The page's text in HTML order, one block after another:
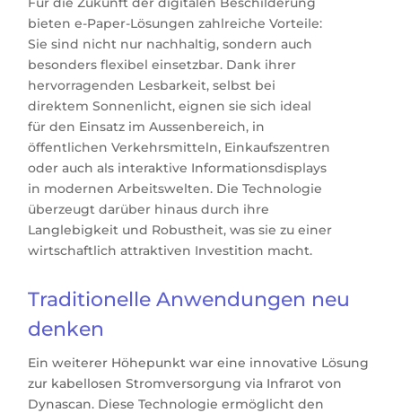
bieten e-Paper-Lösungen zahlreiche Vorteile:
Sie sind nicht nur nachhaltig, sondern auch
besonders flexibel einsetzbar. Dank ihrer
hervorragenden Lesbarkeit, selbst bei
direktem Sonnenlicht, eignen sie sich ideal
für den Einsatz im Aussenbereich, in
öffentlichen Verkehrsmitteln, Einkaufszentren
oder auch als interaktive Informationsdisplays
in modernen Arbeitswelten. Die Technologie
überzeugt darüber hinaus durch ihre
Langlebigkeit und Robustheit, was sie zu einer
wirtschaftlich attraktiven Investition macht.
Traditionelle Anwendungen neu
denken
Ein weiterer Höhepunktwareine innovative Lösung
zur kabellosen Stromversorgung via Infrarot von
Dynascan. Diese Technologie ermöglicht den